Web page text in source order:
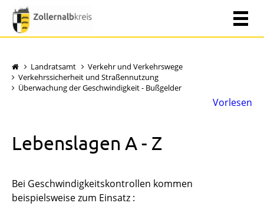
Landratsamt
Verkehr und Verkehrswege
Verkehrssicherheit und Straßennutzung
Überwachung der Geschwindigkeit - Bußgelder
Vorlesen
Lebenslagen A - Z
Bei Geschwindigkeitskontrollen kommen
beispielsweise zum Einsatz :